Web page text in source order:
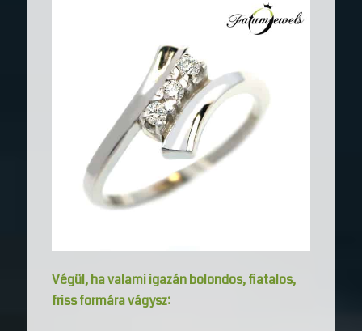
Végül, ha valami igazán bolondos, fiatalos,
friss formára vágysz: